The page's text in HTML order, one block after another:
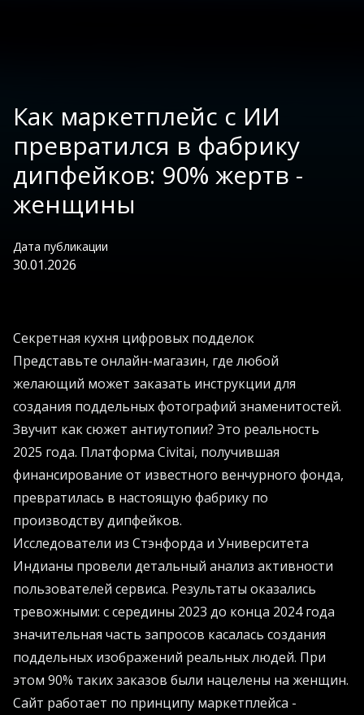
Как маркетплейс с ИИ
превратился в фабрику
дипфейков: 90% жертв -
женщины
Дата публикации
30.01.2026
Секретная кухня цифровых подделок
Представьте онлайн-магазин, где любой
желающий может заказать инструкции для
создания поддельных фотографий знаменитостей.
Звучит как сюжет антиутопии? Это реальность
2025 года. Платформа Civitai, получившая
финансирование от известного венчурного фонда,
превратилась в настоящую фабрику по
производству дипфейков.
Исследователи из Стэнфорда и Университета
Индианы провели детальный анализ активности
пользователей сервиса. Результаты оказались
тревожными: с середины 2023 до конца 2024 года
значительная часть запросов касалась создания
поддельных изображений реальных людей. При
этом 90% таких заказов были нацелены на женщин.
Сайт работает по принципу маркетплейса -